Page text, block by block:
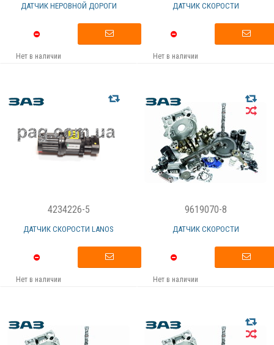
ДАТЧИК НЕРОВНОЙ ДОРОГИ
Нет в наличии
ДАТЧИК СКОРОСТИ
Нет в наличии
4234226-5
ДАТЧИК СКОРОСТИ LANOS
Нет в наличии
9619070-8
ДАТЧИК СКОРОСТИ
Нет в наличии